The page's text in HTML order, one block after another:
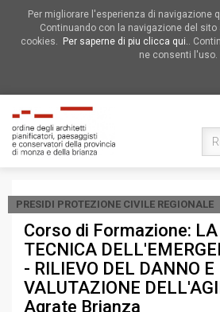
Per migliorare l'esperienza di navigazione
Continuando con la navigazione del sito
cookies.
Per saperne di piu clicca qui..
ne consenti l'uso.
PRESIDI PROTEZIONE CIVILE REGIONALE
Corso di Formazione: LA
TECNICA
- RILIEVO DEL DANNO E
VALUTAZIONE
Agrate Brianza